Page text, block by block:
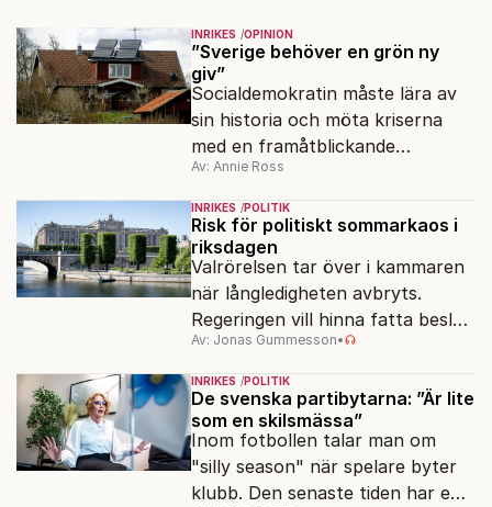
INRIKES OPINION
”Sverige behöver en grön ny
giv”
Socialdemokratin måste lära av
sin historia och möta kriserna
med en framåtblickande
strukturpolitik för att göra
Sverige långsiktigt hållbart,
jämlikt och kriståligt.
Av: Annie Ross
INRIKES POLITIK
Risk för politiskt sommarkaos i
riksdagen
Valrörelsen tar över i kammaren
när långledigheten avbryts.
Regeringen vill hinna fatta beslut
före valet – men oppositionen
ser sin chans att pressa
Tidösidan.
Av: Jonas Gummesson•
INRIKES POLITIK
De svenska partibytarna: ”Är lite
som en skilsmässa”
Inom fotbollen talar man om
"silly season" när spelare byter
klubb. Den senaste tiden har en